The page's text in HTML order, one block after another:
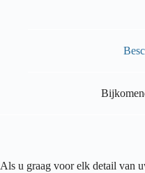
Als u graag voor elk detail van